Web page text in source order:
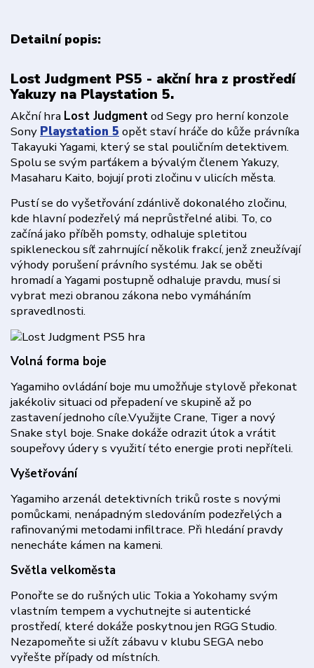
Detailní popis:
Lost Judgment PS5 - akční hra z prostředí
Yakuzy na Playstation 5.
Akční hra Lost Judgmentod Segy pro herní konzole
Sony Playstation 5 opět staví hráče do kůže právníka
Takayuki Yagami, který se stal pouličním detektivem.
Spolu se svým parťákem a bývalým členem Yakuzy,
Masaharu Kaito, bojují proti zločinu v ulicích města.
Pustí se do vyšetřování zdánlivě dokonalého zločinu,
kde hlavní podezřelý má neprůstřelné alibi. To, co
začíná jako příběh pomsty, odhaluje spletitou
spikleneckou síť zahrnující několik frakcí, jenž zneužívají
výhody porušení právního systému. Jak se oběti
hromadí a Yagami postupně odhaluje pravdu, musí si
vybrat mezi obranou zákona nebo vymáháním
spravedlnosti.
Volná forma boje
Yagamiho ovládání boje mu umožňuje stylově překonat
jakékoliv situaci od přepadení ve skupině až po
zastavení jednoho cíle.Využijte Crane, Tiger a nový
Snake styl boje. Snake dokáže odrazit útok a vrátit
soupeřovy údery s využití této energie proti nepříteli.
Vyšetřování
Yagamiho arzenál detektivních triků roste s novými
pomůckami, nenápadným sledováním podezřelých a
rafinovanými metodami infiltrace. Při hledání pravdy
nenecháte kámen na kameni.
Světla velkoměsta
Ponořte se do rušných ulic Tokia a Yokohamy svým
vlastním tempem a vychutnejte si autentické
prostředí, které dokáže poskytnou jen RGG Studio.
Nezapomeňte si užít zábavu v klubu SEGA nebo
vyřešte případy od místních.